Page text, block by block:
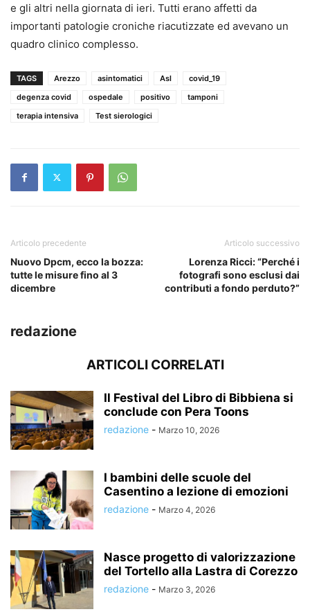
e gli altri nella giornata di ieri. Tutti erano affetti da
importanti patologie croniche riacutizzate ed avevano un
quadro clinico complesso.
TAGS Arezzo asintomatici Asl
covid_19
degenza covid
ospedale positivo
tamponi
terapia intensiva
Test sierologici
Articolo precedente
Nuovo Dpcm, ecco la bozza:
tutte le misure fino al 3
dicembre
Articolo successivo
Lorenza Ricci: “Perché i
fotografi sono esclusi dai
contributi a fondo perduto?”
redazione
ARTICOLI CORRELATI
Il Festival del Libro di Bibbiena si
conclude con Pera Toons
redazione - Marzo 10, 2026
I bambini delle scuole del
Casentino a lezione di emozioni
redazione - Marzo 4, 2026
Nasce progetto di valorizzazione
del Tortello alla Lastra di Corezzo
redazione - Marzo 3, 2026